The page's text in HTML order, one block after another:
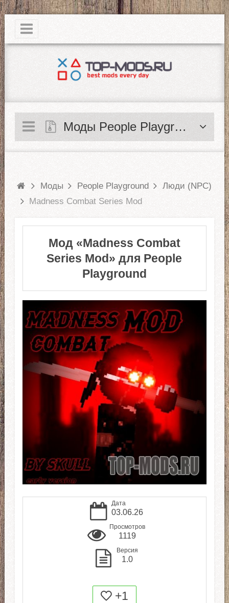
|
Моды People Playground
Моды People Playground
Люди (NPC)
Madness Combat Series Mod
Мод «Madness Combat
Series Mod» для People
Playground
Дата
03.06.26
Просмотров
1119
Версия
1.0
+1